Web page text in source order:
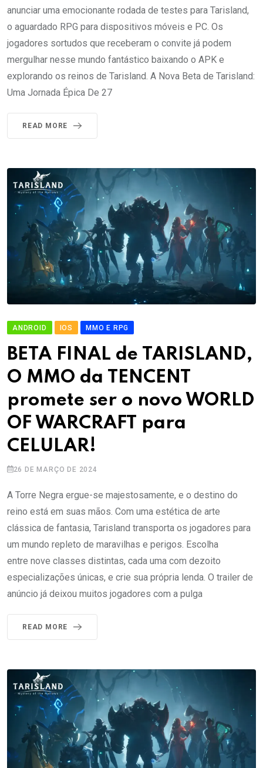
anunciar uma emocionante rodada de testes para Tarisland,
o aguardado RPG para dispositivos móveis e PC. Os
jogadores sortudos que receberam o convite já podem
mergulhar nesse mundo fantástico baixando o APK e
explorando os reinos de Tarisland. A Nova Beta de Tarisland:
Uma Jornada Épica De 27
READ MORE
ANDROID IOS MMO E RPG
BETA FINAL de TARISLAND,
O MMO da TENCENT
promete ser o novo WORLD
OF WARCRAFT para
CELULAR!
26 DE MARÇO DE 2024
A Torre Negra ergue-se majestosamente, e o destino do
reino está em suas mãos. Com uma estética de arte
clássica de fantasia, Tarisland transporta os jogadores para
um mundo repleto de maravilhas e perigos. Escolha
entre nove classes distintas, cada uma com dezoito
especializações únicas, e crie sua própria lenda. O trailer de
anúncio já deixou muitos jogadores com a pulga
READ MORE